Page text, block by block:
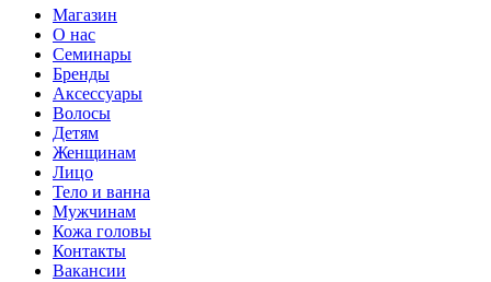
Магазин
О нас
Семинары
Бренды
Аксессуары
Волосы
Детям
Женщинам
Лицо
Тело и ванна
Мужчинам
Кожа головы
Контакты
Вакансии